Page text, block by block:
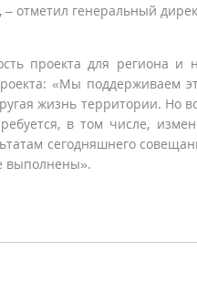
– отметил генеральный
проекта для региона и
«Мы поддерживаем
жизнь территории. Но
в том числе,
сегодняшнего
выполнены».